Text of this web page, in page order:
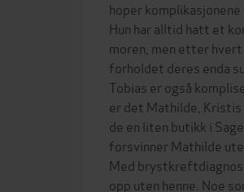
hoper
Hun har alltid hatt et
moren, men etter
forholdet deres enda
Tobias er også
er det Mathilde,
de en liten butikk i
forsvinner Mathilde
Med
opp uten henne. Noe